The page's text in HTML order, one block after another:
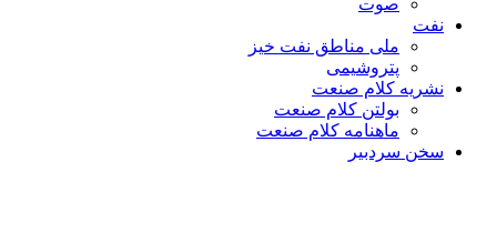
نفت
ملی مناطق نفت خیز
پتروشیمی
نشریه کلام صنعت
بولتن کلام صنعت
ماهنامه کلام صنعت
سخن سردبیر